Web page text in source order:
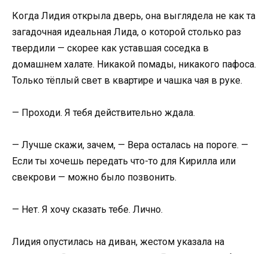
Когда Лидия открыла дверь, она выглядела не как та
загадочная идеальная Лида, о которой столько раз
твердили — скорее как уставшая соседка в
домашнем халате. Никакой помады, никакого пафоса.
Только тёплый свет в квартире и чашка чая в руке.
— Проходи. Я тебя действительно ждала.
— Лучше скажи, зачем, — Вера осталась на пороге. —
Если ты хочешь передать что-то для Кирилла или
свекрови — можно было позвонить.
— Нет. Я хочу сказать тебе. Лично.
Лидия опустилась на диван, жестом указала на